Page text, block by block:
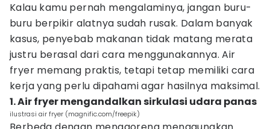
Kalau kamu pernah mengalaminya, jangan buru-
buru berpikir alatnya sudah rusak. Dalam banyak
kasus, penyebab makanan tidak matang merata
justru berasal dari cara menggunakannya. Air
fryer memang praktis, tetapi tetap memiliki cara
kerja yang perlu dipahami agar hasilnya maksimal.
1. Air fryer mengandalkan sirkulasi udara panas
ilustrasi air fryer (magnific.com/freepik)